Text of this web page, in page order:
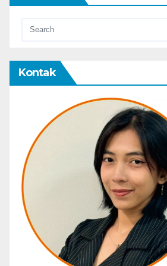
Kontak